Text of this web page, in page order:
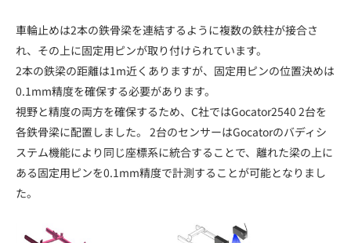
車輪止めは2本の鉄骨梁を連結するように複数の鉄柱が接合さ
れ、その上に固定用ピンが取り付けられています。
2本の鉄梁の距離は1m近くありますが、固定用ピンの位置決めは
0.1mm精度を確保する必要があります。
視野と精度の両方を確保するため、C社ではGocator2540 2台を
各鉄骨梁に配置しました。 2台のセンサーはGocatorのバディシ
ステム機能により同じ座標系に統合することで、離れた梁の上に
ある固定用ピンを0.1mm精度で計測することが可能となりまし
た。